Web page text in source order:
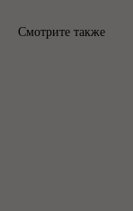
Смотрите также